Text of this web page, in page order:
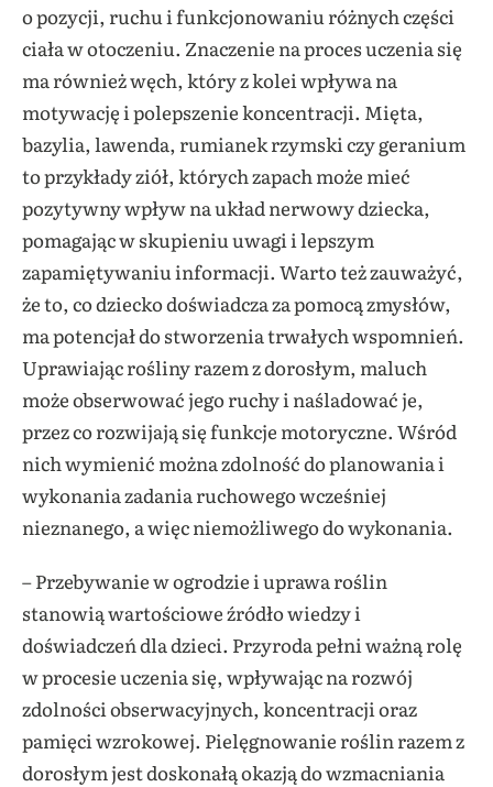
o pozycji, ruchu i funkcjonowaniu różnych części
ciała w otoczeniu. Znaczenie na proces uczenia się
ma również węch, który z kolei wpływa na
motywację i polepszenie koncentracji. Mięta,
bazylia, lawenda, rumianek rzymski czy geranium
to przykłady ziół, których zapach może mieć
pozytywny wpływ na układ nerwowy dziecka,
pomagając w skupieniu uwagi i lepszym
zapamiętywaniu informacji. Warto też zauważyć,
że to, co dziecko doświadcza za pomocą zmysłów,
ma potencjał do stworzenia trwałych wspomnień.
Uprawiając rośliny razem z dorosłym, maluch
może obserwować jego ruchy i naśladować je,
przez co rozwijają się funkcje motoryczne. Wśród
nich wymienić można zdolność do planowania i
wykonania zadania ruchowego wcześniej
nieznanego, a więc niemożliwego do wykonania.
– Przebywanie w ogrodzie i uprawa roślin
stanowią wartościowe źródło wiedzy i
doświadczeń dla dzieci. Przyroda pełni ważną rolę
w procesie uczenia się, wpływając na rozwój
zdolności obserwacyjnych, koncentracji oraz
pamięci wzrokowej. Pielęgnowanie roślin razem z
dorosłym jest doskonałą okazją do wzmacniania